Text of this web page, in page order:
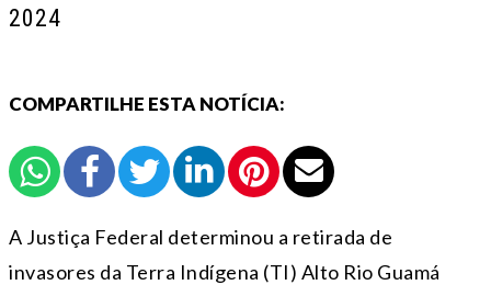
2024
COMPARTILHE ESTA NOTÍCIA:
A Justiça Federal determinou a retirada de
invasores da Terra Indígena (TI) Alto Rio Guamá